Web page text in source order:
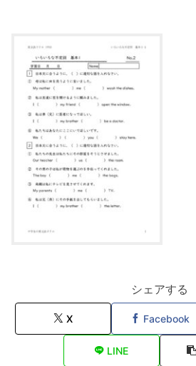
シェアする
X Facebook
LINE